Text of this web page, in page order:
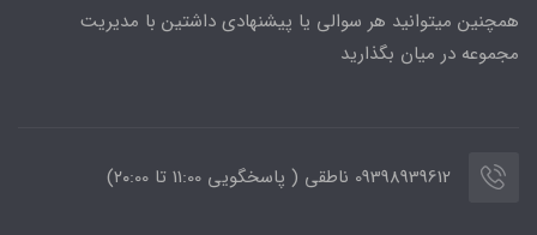
همچنین میتوانید هر سوالی یا پیشنهادی داشتین با مدیریت
مجموعه در میان بگذارید
09398939612 ناطقی ( پاسخگویی 11:00 تا ۲۰:00)